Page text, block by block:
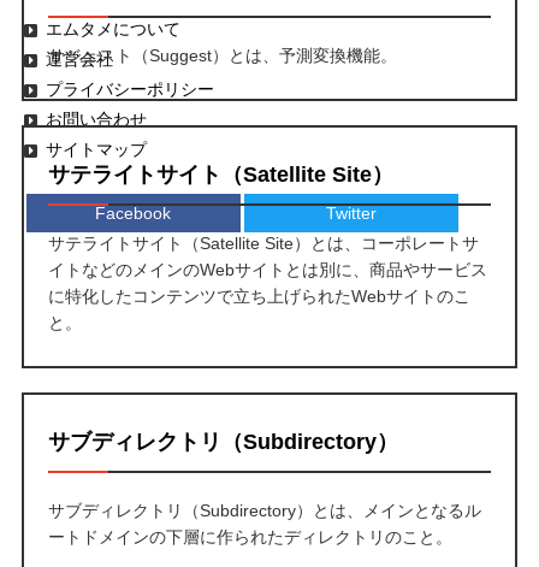
エムタメについて
運営会社
プライバシーポリシー
お問い合わせ
サイトマップ
Facebook Twitter
サジェスト（Suggest）とは、予測変換機能。
サテライトサイト（Satellite Site）
サテライトサイト（Satellite Site）とは、コーポレートサ
イトなどのメインのWebサイトとは別に、商品やサービス
に特化したコンテンツで立ち上げられたWebサイトのこ
と。
サブディレクトリ（Subdirectory）
サブディレクトリ（Subdirectory）とは、メインとなるル
ートドメインの下層に作られたディレクトリのこと。